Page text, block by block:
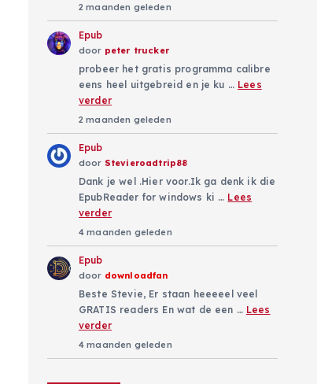
2 maanden geleden
Epub
door peter trucker
probeer het gratis programma calibre
eens heel uitgebreid en je ku … Lees
verder
2 maanden geleden
Epub
door Stevieroadtrip88
Dank je wel .Hier voor.Ik ga denk ik die
EpubReader for windows ki … Lees
verder
4 maanden geleden
Epub
door downloadfan
Beste Stevie, Er staan heeeeel veel
GRATIS readers En wat de een … Lees
verder
4 maanden geleden